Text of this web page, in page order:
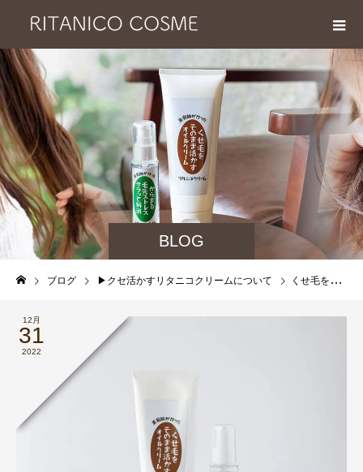
BLOG
ブログ ▶︎クセ活かすリタニコクリームについて くせ毛を生かす用にこんなスタイリング剤がほしかった！リタニコクリーム3つの特徴
12月
31
2022